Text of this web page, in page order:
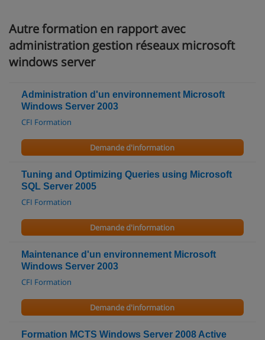
Autre formation en rapport avec
administration gestion réseaux microsoft
windows server
Administration d'un environnement Microsoft
Windows Server 2003
CFI Formation
Demande d'information
Tuning and Optimizing Queries using Microsoft
SQL Server 2005
CFI Formation
Demande d'information
Maintenance d'un environnement Microsoft
Windows Server 2003
CFI Formation
Demande d'information
Formation MCTS Windows Server 2008 Active